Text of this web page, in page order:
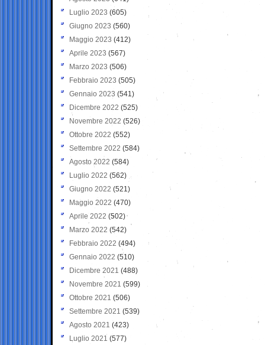
Luglio 2023 (605)
Giugno 2023 (560)
Maggio 2023 (412)
Aprile 2023 (567)
Marzo 2023 (506)
Febbraio 2023 (505)
Gennaio 2023 (541)
Dicembre 2022 (525)
Novembre 2022 (526)
Ottobre 2022 (552)
Settembre 2022 (584)
Agosto 2022 (584)
Luglio 2022 (562)
Giugno 2022 (521)
Maggio 2022 (470)
Aprile 2022 (502)
Marzo 2022 (542)
Febbraio 2022 (494)
Gennaio 2022 (510)
Dicembre 2021 (488)
Novembre 2021 (599)
Ottobre 2021 (506)
Settembre 2021 (539)
Agosto 2021 (423)
Luglio 2021 (577)